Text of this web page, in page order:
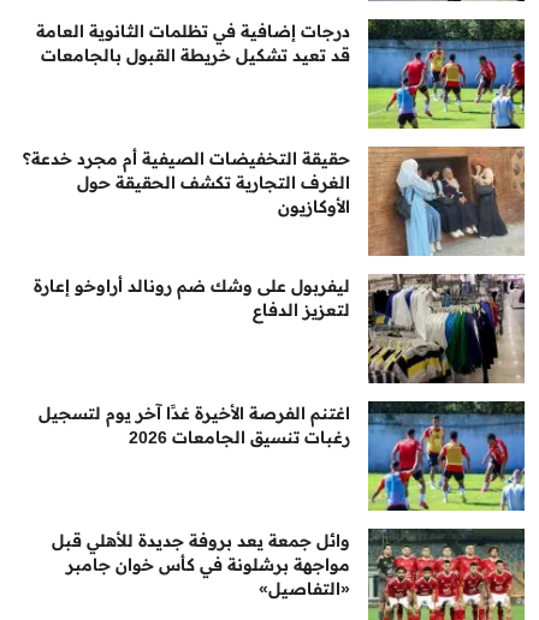
درجات إضافية في تظلمات الثانوية العامة
قد تعيد تشكيل خريطة القبول بالجامعات
حقيقة التخفيضات الصيفية أم مجرد خدعة؟
الغرف التجارية تكشف الحقيقة حول
الأوكازيون
ليفربول على وشك ضم رونالد أراوخو إعارة
لتعزيز الدفاع
اغتنم الفرصة الأخيرة غدًا آخر يوم لتسجيل
رغبات تنسيق الجامعات 2026
وائل جمعة يعد بروفة جديدة للأهلي قبل
مواجهة برشلونة في كأس خوان جامبر
«التفاصيل»